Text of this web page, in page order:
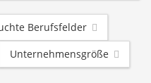
Berufsfelder
Unternehmensgröße